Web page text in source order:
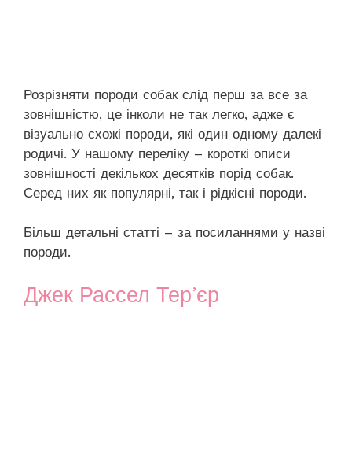
Розрізняти породи собак слід перш за все за
зовнішністю, це інколи не так легко, адже є
візуально схожі породи, які один одному далекі
родичі. У нашому переліку – короткі описи
зовнішності декількох десятків порід собак.
Серед них як популярні, так і рідкісні породи.
Більш детальні статті – за посиланнями у назві
породи.
Джек Рассел Тер’єр